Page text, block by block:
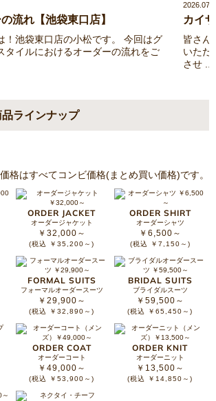
流れ【池袋東口店】
！池袋東口店の小松です。 今回はグ
タイルにおけるオーダーの流れをご
カイ
皆さん
いただ
させ ...
ラインナップ
格はすべてコンビ価格(まとめ買い価格)です。
ORDER JACKET
オーダージャケット
￥32,000～
(税込 ￥35,200～)
ORDER SHIRT
オーダーシャツ
￥6,500～
(税込 ￥7,150～)
FORMAL SUITS
フォーマルオーダースーツ
￥29,900～
(税込 ￥32,890～)
BRIDAL SUITS
ブライダルスーツ
￥59,500～
(税込 ￥65,450～)
ORDER COAT
オーダーコート
￥49,000～
(税込 ￥53,900～)
ORDER KNIT
オーダーニット
￥13,500～
(税込 ￥14,850～)